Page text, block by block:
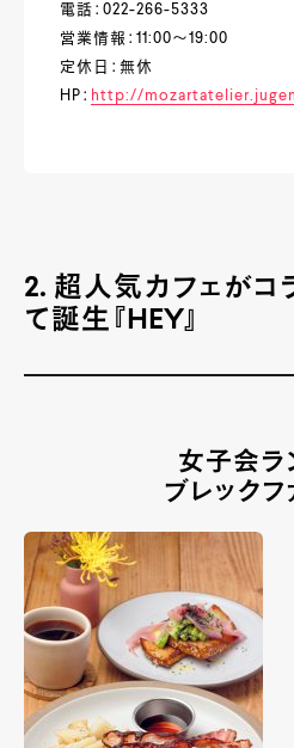
電話：022-266-5333
営業情報：11:00～19:00
定休日：無休
HP： http://
2. 超人気カフェがコ
て誕生『HEY』
女子会ラ
ブレックフ